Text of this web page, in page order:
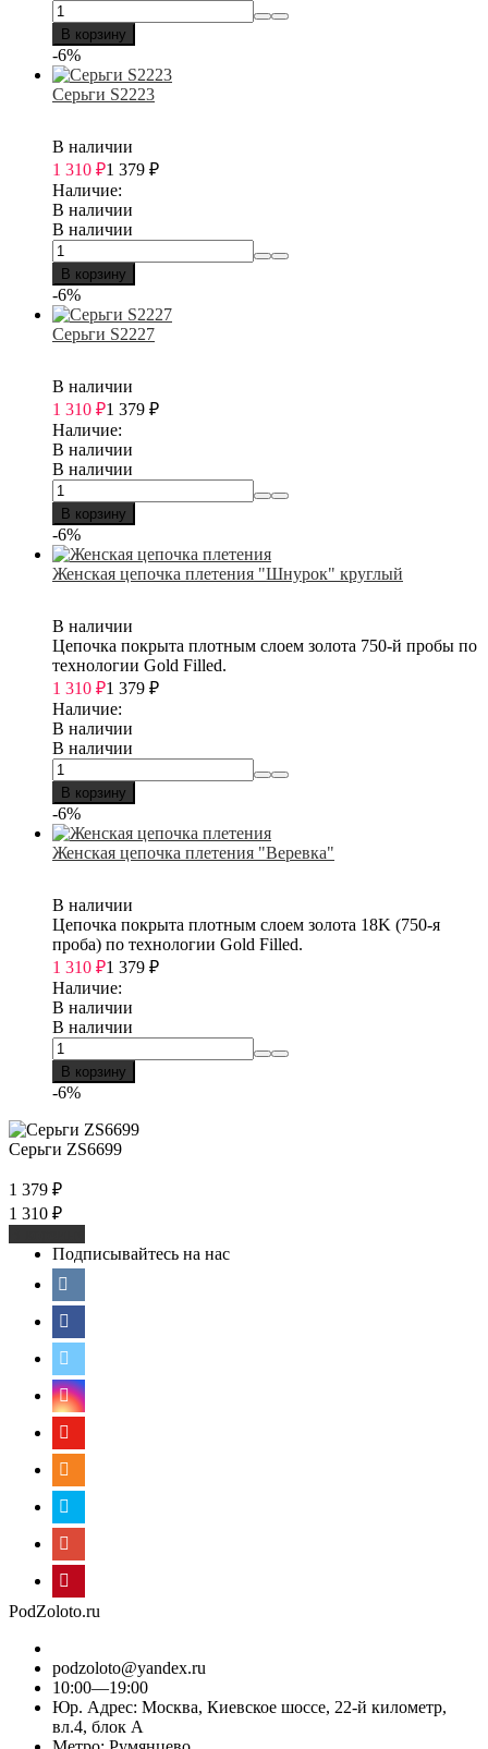
В корзину
-6%
Серьги S2223
В наличии
1 310 ₽1 379 ₽
Наличие:
В наличии
В наличии
В корзину
-6%
Серьги S2227
В наличии
1 310 ₽1 379 ₽
Наличие:
В наличии
В наличии
В корзину
-6%
Женская цепочка плетения "Шнурок" круглый
В наличии
Цепочка покрыта плотным слоем золота 750-й пробы по
технологии Gold Filled.
1 310 ₽1 379 ₽
Наличие:
В наличии
В наличии
В корзину
-6%
Женская цепочка плетения "Веревка"
В наличии
Цепочка покрыта плотным слоем золота 18K (750-я
проба) по технологии Gold Filled.
1 310 ₽1 379 ₽
Наличие:
В наличии
В наличии
В корзину
-6%
Серьги ZS6699
1 379 ₽
1 310 ₽
Подписывайтесь на нас
PodZoloto.ru
podzoloto@yandex.ru
10:00—19:00
Юр. Адреc: Москва, Киевское шоссе, 22-й километр,
вл.4, блок А